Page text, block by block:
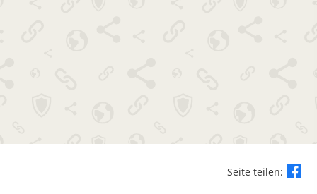
Seite teilen: